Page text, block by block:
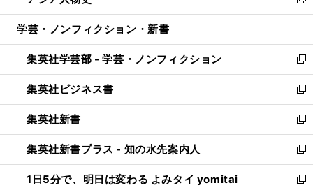
開
ウ
開
く
ン
ウ
で
開
く
ウ
ン
ド
ウ
で
開
く
し
ウ
ィ
ン
ド
ウ
で
開
く
学芸・ノンフィクション・新書
集英社学芸部 - 学芸・ノンフィクション
新
し
い
ウ
ィ
ン
ド
ウ
で
集英社ビジネス書
新
し
い
ウ
ィ
ン
ド
集英社新書
新
し
い
ウ
ィ
集英社新書プラス - 知の水先案内人
新
し
い
1日5分で、明日は変わる よみタイ yomitai
新